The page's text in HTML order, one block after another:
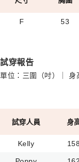
F 53
試穿報告
單位：三圍（吋）｜ 身
試穿人員 身
Kelly 158